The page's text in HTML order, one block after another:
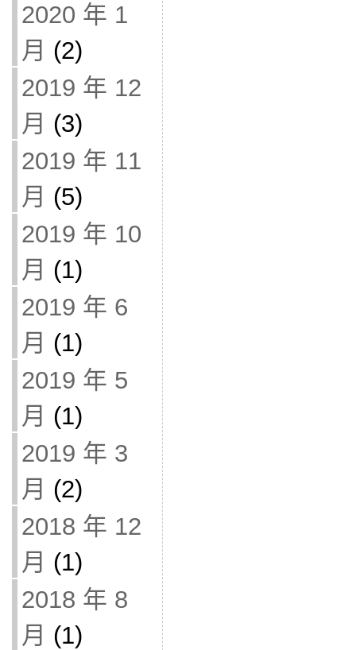
2020 年 1
月 (2)
2019 年 12
月 (3)
2019 年 11
月 (5)
2019 年 10
月 (1)
2019 年 6
月 (1)
2019 年 5
月 (1)
2019 年 3
月 (2)
2018 年 12
月 (1)
2018 年 8
月 (1)